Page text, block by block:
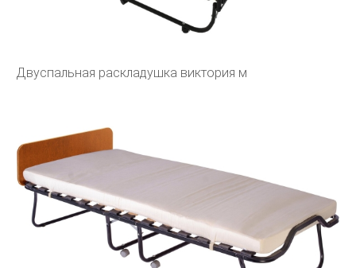
Двуспальная раскладушка виктория м